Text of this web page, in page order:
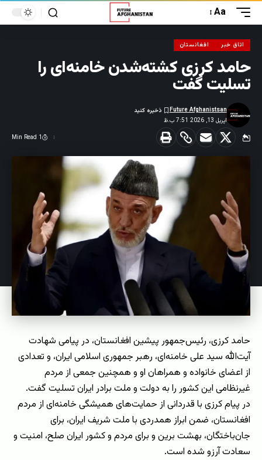
Aa
اتاق خبر افغانستان
حامد کرزی کشته‌شدن خامنه‌ای را
تسلیت گفت
اپریل 13, 2026 7:51 ب.ظ
Future Afghanistsan
1 Min Read
حامد کرزی، رئیس‌جمهور پیشین افغانستان، در پیامی شهادت
آیت‌الله سید علی خامنه‌ای، رهبر جمهوری اسلامی ایران، و تعدادی
از اعضای خانواده و همراهان او و همچنین جمعی از مردم
غیرنظامی این کشور را به دولت و ملت برادر ایران تسلیت گفت.
در پیام کرزی با قدردانی از حمایت‌های همیشگی خامنه‌ای از مردم
افغانستان، ضمن ابراز همدردی با ملت شریف ایران، برای
جان‌باختگان، بهشت برین و برای مردم و کشور ایران صلح، امنیت و
سعادت آرزو شده است.